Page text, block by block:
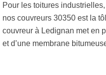
Pour les toitures
nos couvreurs 30350 est la
couvreur à Ledignan met en
et d’une membrane